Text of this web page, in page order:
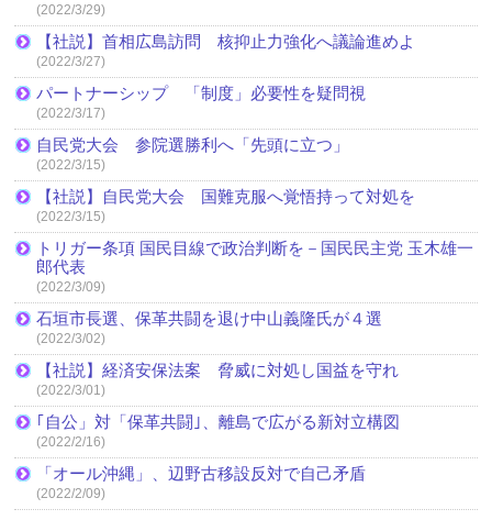
(2022/3/29)
【社説】首相広島訪問 核抑止力強化へ議論進めよ
(2022/3/27)
パートナーシップ 「制度」必要性を疑問視
(2022/3/17)
自民党大会 参院選勝利へ「先頭に立つ」
(2022/3/15)
【社説】自民党大会 国難克服へ覚悟持って対処を
(2022/3/15)
トリガー条項 国民目線で政治判断を－国民民主党 玉木雄一
郎代表
(2022/3/09)
石垣市長選、保革共闘を退け中山義隆氏が４選
(2022/3/02)
【社説】経済安保法案 脅威に対処し国益を守れ
(2022/3/01)
｢自公」対「保革共闘｣、離島で広がる新対立構図
(2022/2/16)
「オール沖縄」、辺野古移設反対で自己矛盾
(2022/2/09)